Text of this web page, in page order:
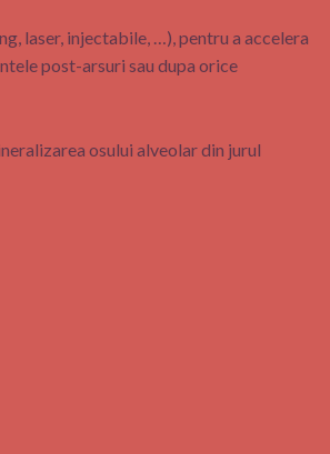
laser, injectabile, …), pentru a accelera
post-arsuri sau dupa orice
osului alveolar din jurul